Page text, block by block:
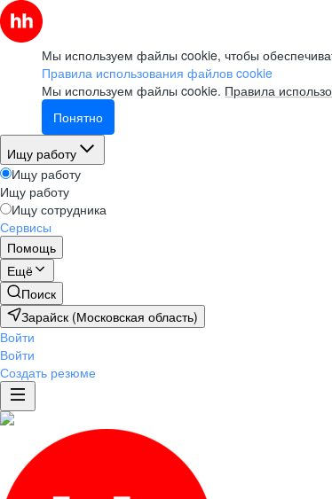
Мы используем файлы cookie, чтобы
Правила использования файлов cookie
Мы используем файлы cookie. Правила
Понятно
Ищу работу
Ищу работу
Ищу работу
Ищу сотрудника
Сервисы
Помощь
Ещё
Поиск
Зарайск (Московская область)
Войти
Войти
Создать резюме